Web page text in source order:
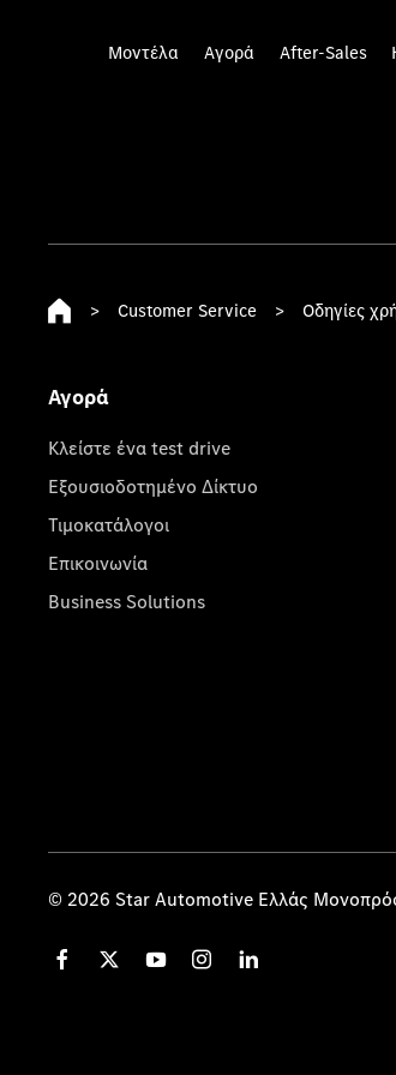
Μοντέλα Αγορά After-Sales
> Customer Service > Οδηγίες
Αγορά
Κλείστε ένα test drive
Εξουσιοδοτημένο Δίκτυο
Τιμοκατάλογοι
Επικοινωνία
Business Solutions
© 2026 Star Automotive Ελλάς